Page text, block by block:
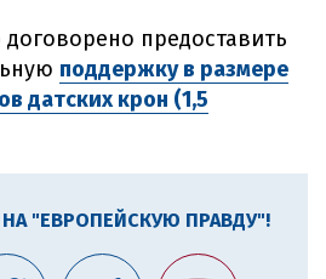
предоставить
поддержку в размере
датских крон (1,5
"ЕВРОПЕЙСКУЮ ПРАВДУ"!